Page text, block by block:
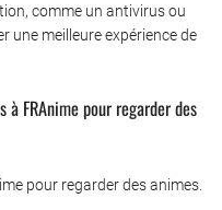
comme un antivirus ou
une meilleure expérience de
FRAnime pour regarder des
pour regarder des animes.